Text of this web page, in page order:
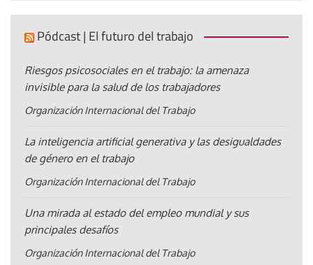
Pódcast | El futuro del trabajo
Riesgos psicosociales en el trabajo: la amenaza
invisible para la salud de los trabajadores
Organización Internacional del Trabajo
La inteligencia artificial generativa y las desigualdades
de género en el trabajo
Organización Internacional del Trabajo
Una mirada al estado del empleo mundial y sus
principales desafíos
Organización Internacional del Trabajo